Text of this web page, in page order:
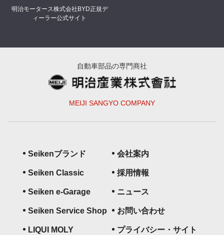
明治モータース株式会社 BYD正規デ
ィーラー公式サイト
自動車部品の専門商社
MEIJI SANGYO COMPANY
Seikenブランド
Seiken Classic
Seiken e-Garage
Seiken Service Shop
LIQUI MOLY
会社案内
採用情報
ニュース
お問い合わせ
プライバシー・サイト